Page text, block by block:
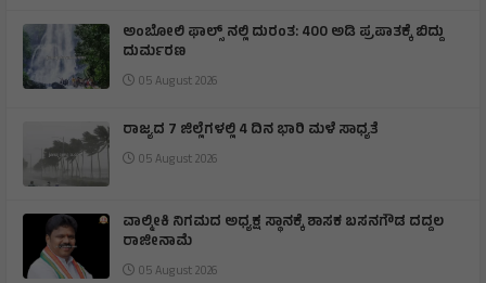
ಅಂಬೋಲಿ ಫಾಲ್ಸ್ ನಲ್ಲಿ ದುರಂತ: 400 ಅಡಿ ಪ್ರಪಾತಕ್ಕೆ ಬಿದ್ದು
ದುರ್ಮರಣ
05 August 2026
ರಾಜ್ಯದ 7 ಜಿಲ್ಲೆಗಳಲ್ಲಿ 4 ದಿನ ಭಾರಿ ಮಳೆ ಸಾಧ್ಯತೆ
05 August 2026
ವಾಲ್ಮೀಕಿ ನಿಗಮದ ಅಧ್ಯಕ್ಷ ಸ್ಥಾನಕ್ಕೆ ಶಾಸಕ ಬಸನಗೌಡ ದದ್ದಲ
ರಾಜೀನಾಮೆ
05 August 2026